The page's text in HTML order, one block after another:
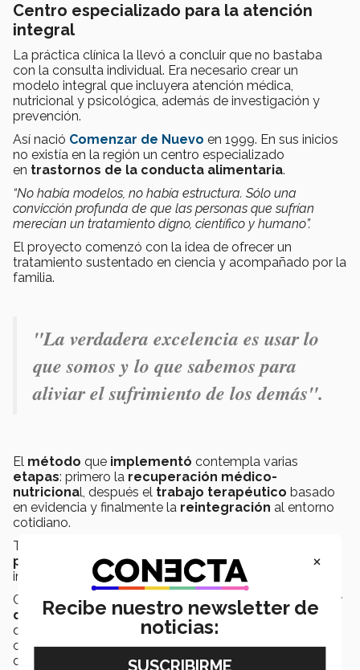
Centro especializado para la atención
integral
La práctica clínica la llevó a concluir que no bastaba
con la consulta individual. Era necesario crear un
modelo integral que incluyera atención médica,
nutricional y psicológica, además de investigación y
prevención.
Así nació Comenzar de Nuevo en 1999. En sus inicios
no existía en la región un centro especializado
en trastornos de la conducta alimentaria.
“No había modelos, no había estructura. Sólo una
convicción profunda de que las personas que sufrían
merecían un tratamiento digno, científico y humano”.
El proyecto comenzó con la idea de ofrecer un
tratamiento sustentado en ciencia y acompañado por la
familia.
"La verdadera excelencia es usar lo
que somos y lo que sabemos para
aliviar el sufrimiento de los demás".
El método que implementó contempla varias
etapas: primero la recuperación médico-
nutricional, después el trabajo terapéutico basado
en evidencia y finalmente la reintegración al entorno
cotidiano.
Trujillo explicó que estos
pensamiento y sistemas corporales,
por lo que la
intervención debe ser integral.
Como cofundadora y directora ejecutiva de
Comenzar
de Nuevoha transformado junto con su equipo la vida
de más de
15 mil pacientesy sus familias. Es el único
centro en América Latina que ofrece todos los niveles
de atención para estos padecimientos.
×
Recibe nuestro newsletter de
noticias: